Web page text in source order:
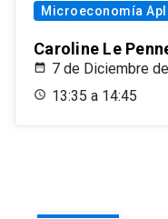
Microeconomía
Caroline Le
7 de Diciembre
13:35 a 14:45